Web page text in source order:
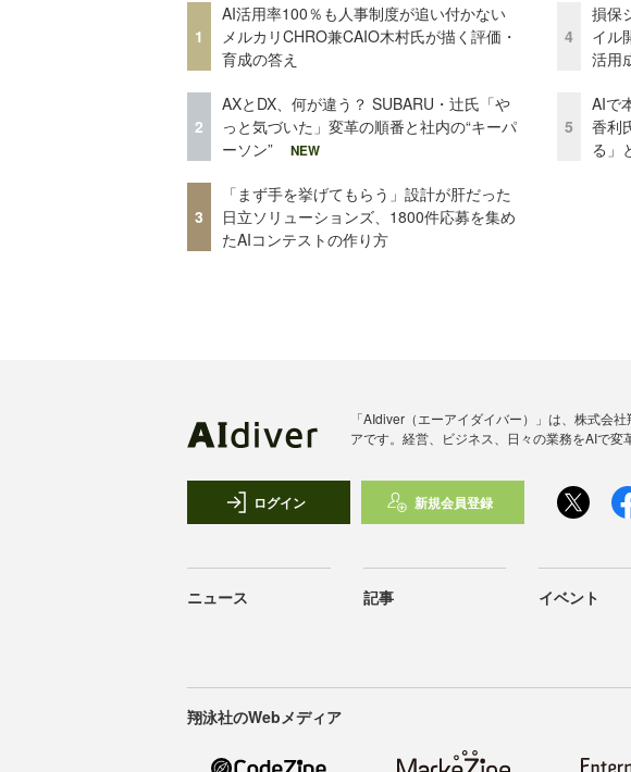
1
AI活用率100％も人事制度が追い付かない
メルカリCHRO兼CAIO木村氏が描く評価・
育成の答え
2
AXとDX、何が違う？ SUBARU・辻氏「や
っと気づいた」変革の順番と社内の“キーパ
ーソン”
NEW
3
「まず手を挙げてもらう」設計が肝だった
日立ソリューションズ、1800件応募を集め
たAIコンテストの作り方
4
損保
イル
活用
5
AIで
香利
る」
「AIdiver（エーアイダイバー）」は、株式会
アです。経営、ビジネス、日々の業務をAIで変
ログイン 新規会員登録
ニュース 記事 イベント
翔泳社のWebメディア